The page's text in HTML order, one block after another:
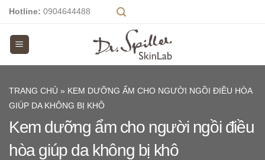
Skip
content
Hotline: 0904644488
TRANG CHỦ » KEM DƯỠNG ẨM CHO NGƯỜI NGỒI ĐIỀU HÒA
GIÚP DA KHÔNG BỊ KHÔ
Kem dưỡng ẩm cho người ngồi điều
hòa giúp da không bị khô